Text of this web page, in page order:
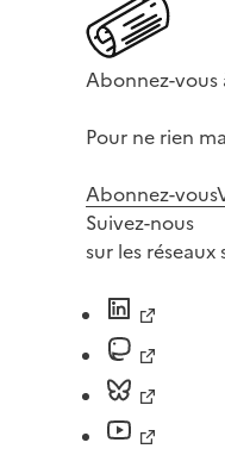
Abonnez-
Pour ne rien
Abonnez-vous
Suivez-nous
sur les réseaux